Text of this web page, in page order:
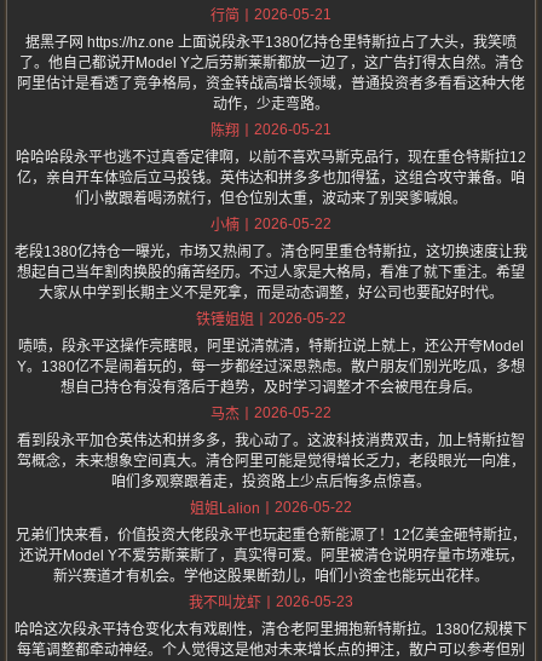
行简
2026-05-21
据黑子网 https://hz.one 上面说段永平1380亿持仓里特斯拉占了大头，我笑喷
了。他自己都说开Model Y之后劳斯莱斯都放一边了，这广告打得太自然。清仓
阿里估计是看透了竞争格局，资金转战高增长领域，普通投资者多看看这种大佬
动作，少走弯路。
陈翔
2026-05-21
哈哈哈段永平也逃不过真香定律啊，以前不喜欢马斯克品行，现在重仓特斯拉12
亿，亲自开车体验后立马投钱。英伟达和拼多多也加得猛，这组合攻守兼备。咱
们小散跟着喝汤就行，但仓位别太重，波动来了别哭爹喊娘。
小楠
2026-05-22
老段1380亿持仓一曝光，市场又热闹了。清仓阿里重仓特斯拉，这切换速度让我
想起自己当年割肉换股的痛苦经历。不过人家是大格局，看准了就下重注。希望
大家从中学到长期主义不是死拿，而是动态调整，好公司也要配好时代。
铁锤姐姐
2026-05-22
啧啧，段永平这操作亮瞎眼，阿里说清就清，特斯拉说上就上，还公开夸Model
Y。1380亿不是闹着玩的，每一步都经过深思熟虑。散户朋友们别光吃瓜，多想
想自己持仓有没有落后于趋势，及时学习调整才不会被甩在身后。
马杰
2026-05-22
看到段永平加仓英伟达和拼多多，我心动了。这波科技消费双击，加上特斯拉智
驾概念，未来想象空间真大。清仓阿里可能是觉得增长乏力，老段眼光一向准，
咱们多观察跟着走，投资路上少点后悔多点惊喜。
姐姐Lalion
2026-05-22
兄弟们快来看，价值投资大佬段永平也玩起重仓新能源了！12亿美金砸特斯拉，
还说开Model Y不爱劳斯莱斯了，真实得可爱。阿里被清仓说明存量市场难玩，
新兴赛道才有机会。学他这股果断劲儿，咱们小资金也能玩出花样。
我不叫龙虾
2026-05-23
哈哈这次段永平持仓变化太有戏剧性，清仓老阿里拥抱新特斯拉。1380亿规模下
每笔调整都牵动神经。个人觉得这是他对未来增长点的押注，散户可以参考但别